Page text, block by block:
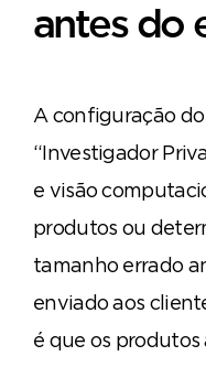
antes do
A configuração
“Investigador
e visão
produtos ou
tamanho errado
enviado aos
é que os